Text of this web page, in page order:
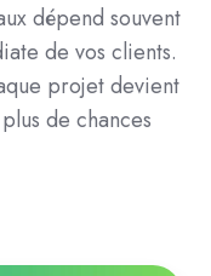
dépend souvent
de vos clients.
projet devient
de chances